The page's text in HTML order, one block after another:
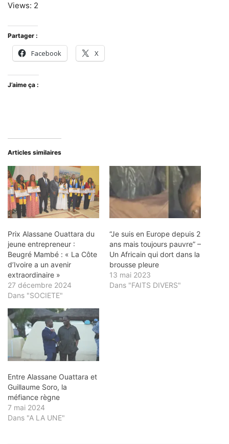
Views: 2
Partager :
Facebook X
J’aime ça :
Articles similaires
Prix Alassane Ouattara du
jeune entrepreneur :
Beugré Mambé : « La Côte
d’Ivoire a un avenir
extraordinaire »
27 décembre 2024
Dans "SOCIETE"
“Je suis en Europe depuis 2
ans mais toujours pauvre” –
Un Africain qui dort dans la
brousse pleure
13 mai 2023
Dans "FAITS DIVERS"
Entre Alassane Ouattara et
Guillaume Soro, la
méfiance règne
7 mai 2024
Dans "A LA UNE"